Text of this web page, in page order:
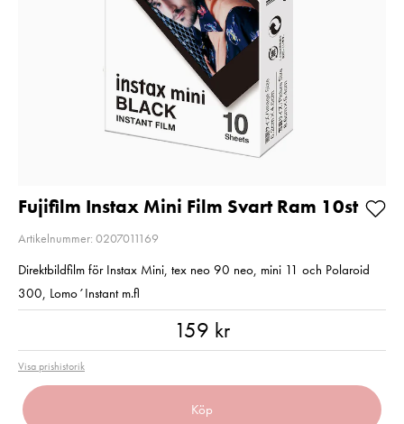
Fujifilm Instax Mini
Evo Väska Svart
Pris:299 kr
299 kr
I lager
Fujifilm Instax Mini Film Svart Ram 10st
Artikelnummer: 0207011169
Direktbildfilm för Instax Mini, tex neo 90 neo, mini 11 och Polaroid
300, Lomo´Instant m.fl
159 kr
Visa prishistorik
Köp